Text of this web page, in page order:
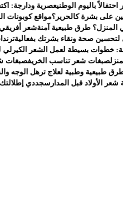
باليوم الوطنيعصرية ودارجة:
على بشرة كالحرير؟مواقع كوبونات
طرق طبيعية آمنةشعر
لتحسين صحة ونقاء بشرتك بفعالية
خطوات بسيطة لعمل الشعر الكيرلي
صبغات شعر تناسب الخريفصبغات
طبيعية وطبية لعلاج ترهل الوجه
شعر الأولاد قبل المدارسجددي